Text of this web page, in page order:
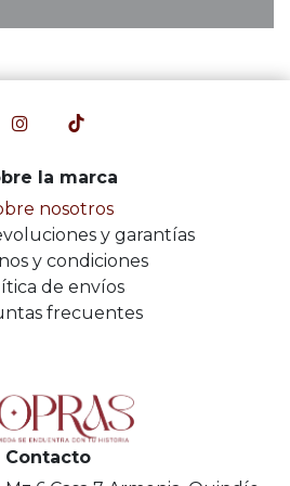
la marca
nosotros
y garantías
y condiciones
de envíos
frecuentes
Contacto